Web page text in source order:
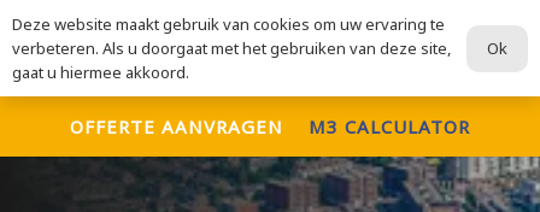
ExtraHanden
Voor al uw verhuisdiensten
OFFERTE AANVRAGEN M3 CALCULATOR
Deze website maakt gebruik van cookies om uw ervaring te
verbeteren. Als u doorgaat met het gebruiken van deze site,
gaat u hiermee akkoord.
Ok